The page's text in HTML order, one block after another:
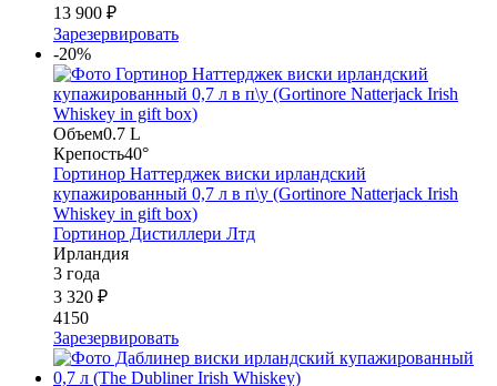
13 900 ₽
Зарезервировать
-20%
Объем0.7 L
Крепость40°
Гортинор Наттерджек виски ирландский
купажированный 0,7 л в п\у (Gortinore Natterjack Irish
Whiskey in gift box)
Гортинор Дистиллери Лтд
Ирландия
3 года
3 320 ₽
4150
Зарезервировать